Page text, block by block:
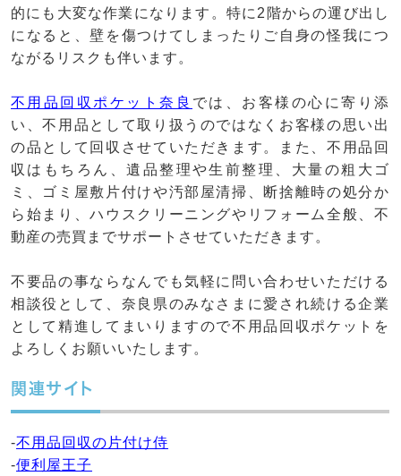
的にも大変な作業になります。特に2階からの運び出し
になると、壁を傷つけてしまったりご自身の怪我につ
ながるリスクも伴います。
不用品回収ポケット奈良 では、お客様の心に寄り添
い、不用品として取り扱うのではなくお客様の思い出
の品として回収させていただきます。また、不用品回
収はもちろん、遺品整理や生前整理、大量の粗大ゴ
ミ、ゴミ屋敷片付けや汚部屋清掃、断捨離時の処分か
ら始まり、ハウスクリーニングやリフォーム全般、不
動産の売買までサポートさせていただきます。
不要品の事ならなんでも気軽に問い合わせいただける
相談役として、奈良県のみなさまに愛され続ける企業
として精進してまいりますので不用品回収ポケットを
よろしくお願いいたします。
関連サイト
-不用品回収の片付け侍
-便利屋王子